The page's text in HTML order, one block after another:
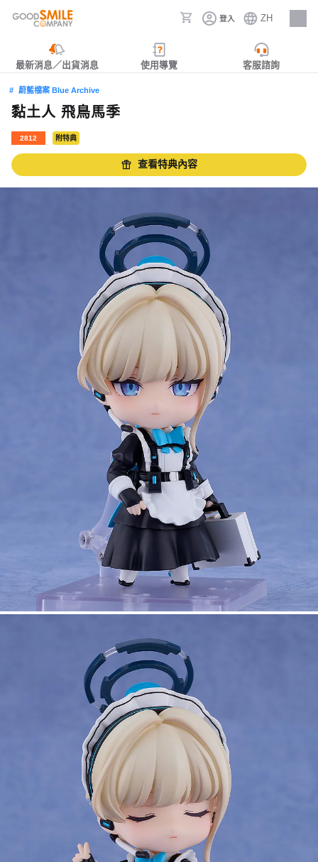
登入 ZH
人才招募
最新消息／出貨消息 使用導覽 客服諮詢
蔚藍檔案 Blue Archive
黏土人 飛鳥馬季
2812 附特典
查看特典內容